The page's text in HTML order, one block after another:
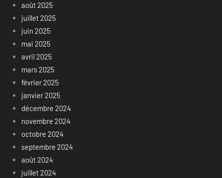
août 2025
juillet 2025
juin 2025
mai 2025
avril 2025
mars 2025
février 2025
janvier 2025
décembre 2024
novembre 2024
octobre 2024
septembre 2024
août 2024
juillet 2024